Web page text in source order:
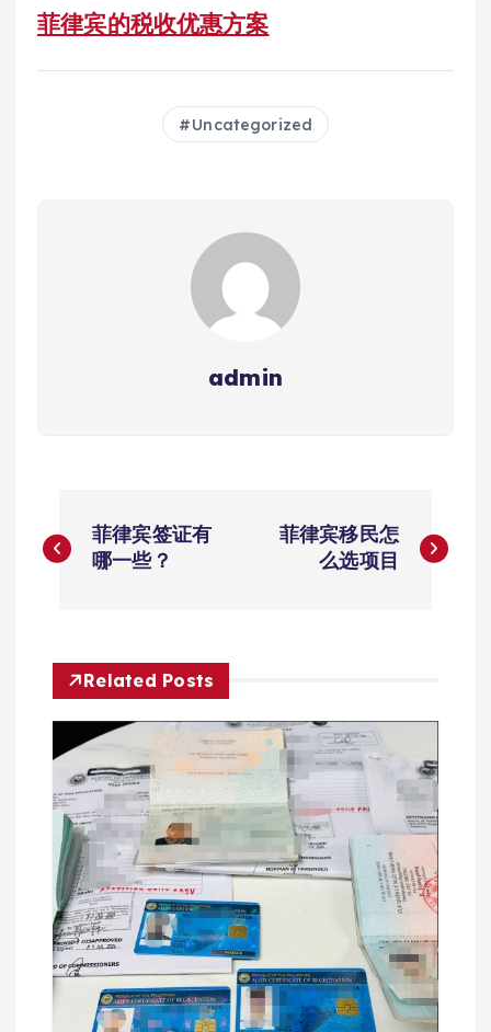
菲律宾的税收优惠方案
Uncategorized
admin
章
航
菲律宾签证有
哪一些？
菲律宾移民怎
么选项目
Related Posts